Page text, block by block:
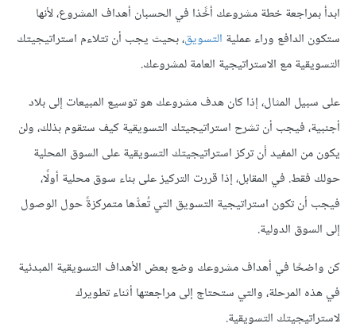
ابدأ بمراجعة خطة مشروعك أخًذا في الحسبان أهداف المشروع، لأنها
ستكون الدافع وراء عملية التسويق، بحيث يجب أن تتلاءم استراتيجيتك
التسويقية مع الاستراتيجية العامة لمشروعك.
على سبيل المثال، إذا كان هدف مشروعك هو توسيع المبيعات إلى بلاد
أجنبية، فيجب أن تشرح استراتيجيتك التسويقية كيف ستقوم بذلك، ولن
يكون من المفيد أن تركز استراتيجيتك التسويقية على السوق المحلية
حولك فقط. في المقابل، إذا قررت التركيز على بناء سوق محلية أولًا،
فيجب أن تكون استراتيجية التسويق التي تُعدُّها متمركزةً حول الوصول
إلى السوق الدولية.
كن واضحًا في أهداف مشروعك وضع بعض الأهداف التسويقية المبدئية
في هذه المرحلة، والتي ستحتاج إلى مراجعتها أثناء تطويرك
لاستراتيجيتك التسويقية.